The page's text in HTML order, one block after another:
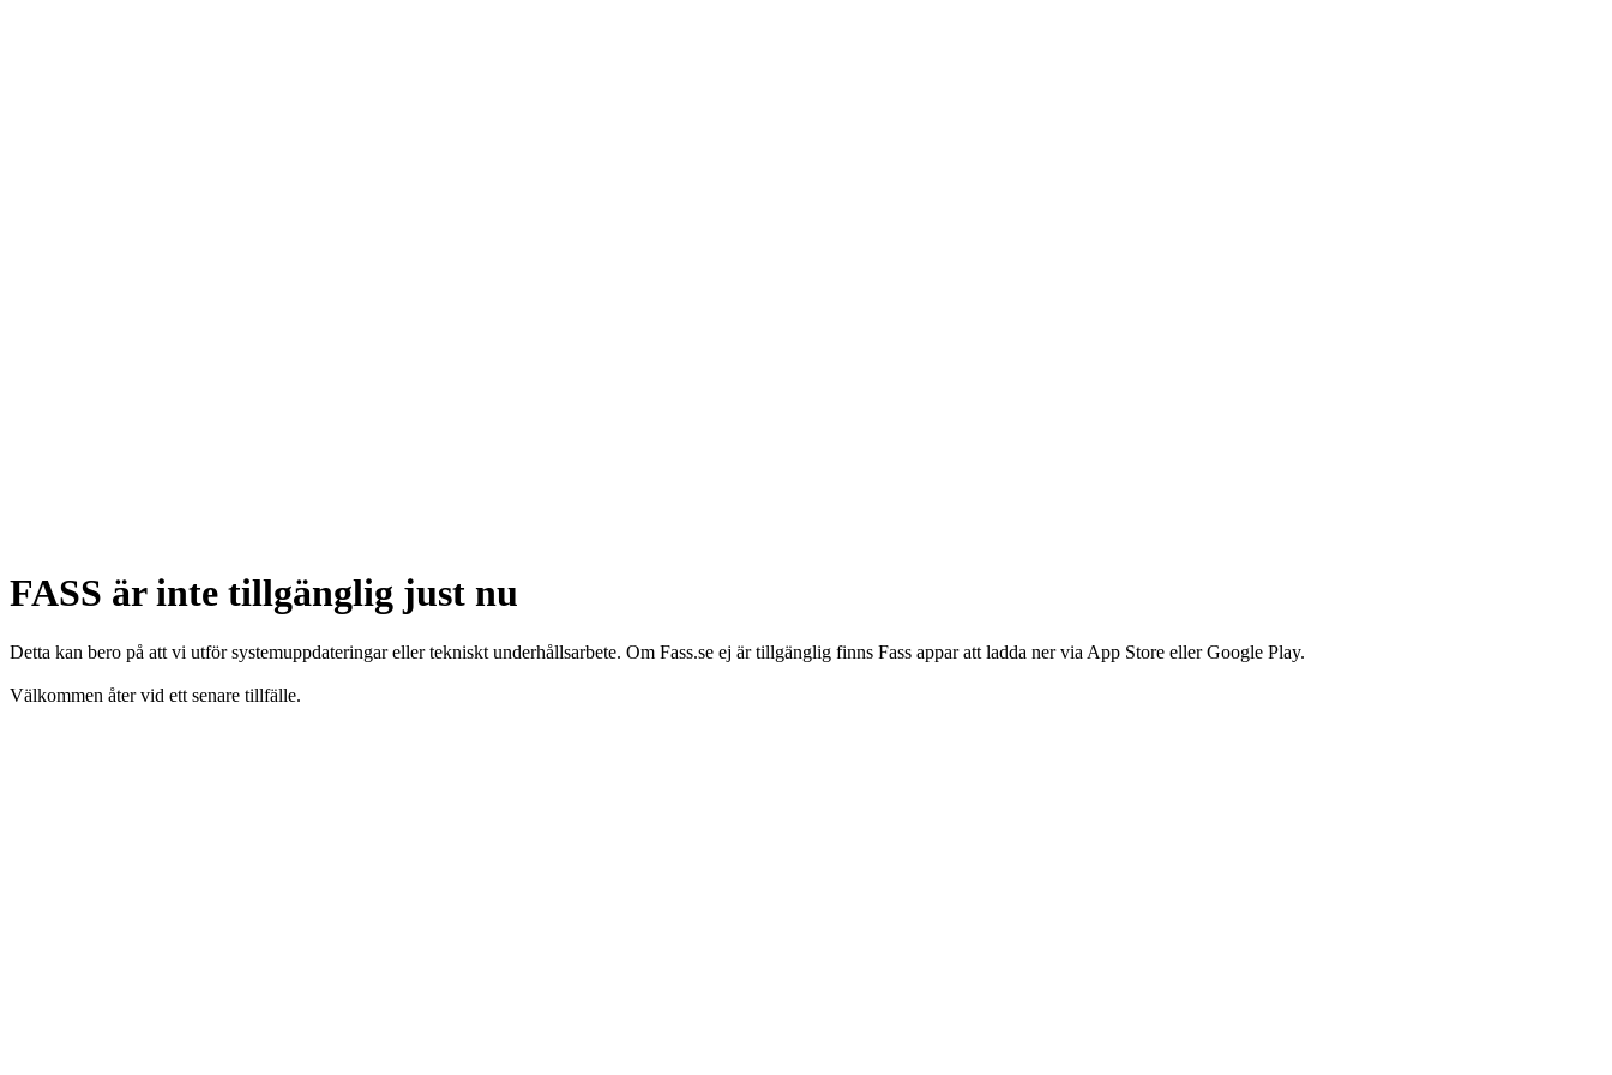
FASS är inte tillgänglig just nu
Detta kan bero på att vi utför systemuppdateringar eller tekniskt underhållsarbete. Om Fass.se ej är tillgänglig finns Fass appar att ladda ner via App Store eller Google Play.
Välkommen åter vid ett senare tillfälle.